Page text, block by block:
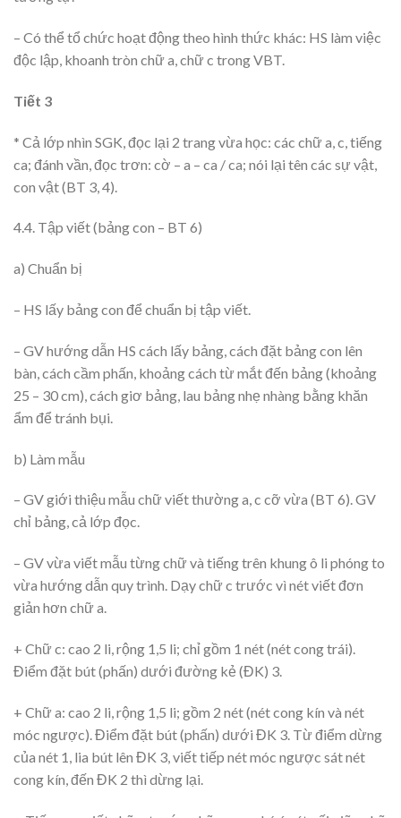
– Có thể tổ chức hoạt động theo hình thức khác: HS làm việc
độc lập, khoanh tròn chữ a, chữ c trong VBT.
Tiết 3
* Cả lớp nhìn SGK, đọc lại 2 trang vừa học: các chữ a, c, tiếng
ca; đánh vần, đọc trơn: cờ – a – ca / ca; nói lại tên các sự vật,
con vật (BT 3, 4).
4.4. Tập viết (bảng con – BT 6)
a) Chuẩn bị
– HS lấy bảng con để chuẩn bị tập viết.
– GV hướng dẫn HS cách lấy bảng, cách đặt bảng con lên
bàn, cách cầm phấn, khoảng cách từ mắt đến bảng (khoảng
25 – 30 cm), cách giơ bảng, lau bảng nhẹ nhàng bằng khăn
ẩm để tránh bụi.
b) Làm mẫu
– GV giới thiệu mẫu chữ viết thường a, c cỡ vừa (BT 6). GV
chỉ bảng, cả lớp đọc.
– GV vừa viết mẫu từng chữ và tiếng trên khung ô li phóng to
vừa hướng dẫn quy trình. Dạy chữ c trước vì nét viết đơn
giản hơn chữ a.
+ Chữ c: cao 2 li, rộng 1,5 li; chỉ gồm 1 nét (nét cong trái).
Điểm đặt bút (phấn) dưới đường kẻ (ĐK) 3.
+ Chữ a: cao 2 li, rộng 1,5 li; gồm 2 nét (nét cong kín và nét
móc ngược). Điểm đặt bút (phấn) dưới ĐK 3. Từ điểm dừng
của nét 1, lia bút lên ĐK 3, viết tiếp nét móc ngược sát nét
cong kín, đến ĐK 2 thì dừng lại.